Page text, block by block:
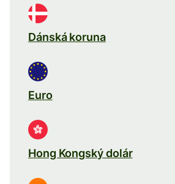
Dánská koruna
Euro
Hong Kongský dolár